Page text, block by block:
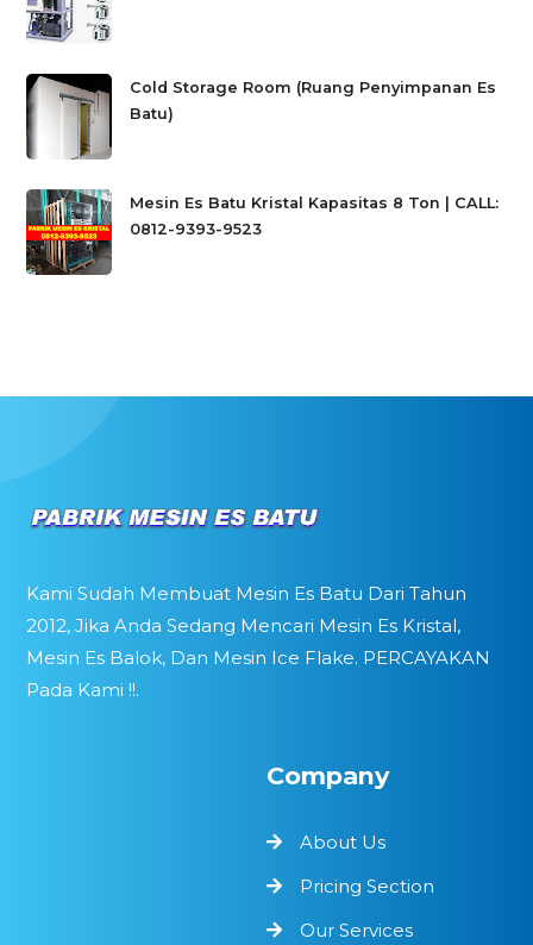
Cold Storage Room (Ruang Penyimpanan Es
Batu)
Mesin Es Batu Kristal Kapasitas 8 Ton | CALL:
0812-9393-9523
Kami Sudah Membuat Mesin Es Batu Dari Tahun
2012, Jika Anda Sedang Mencari Mesin Es Kristal,
Mesin Es Balok, Dan Mesin Ice Flake. PERCAYAKAN
Pada Kami !!.
Company
About Us
Pricing Section
Our Services